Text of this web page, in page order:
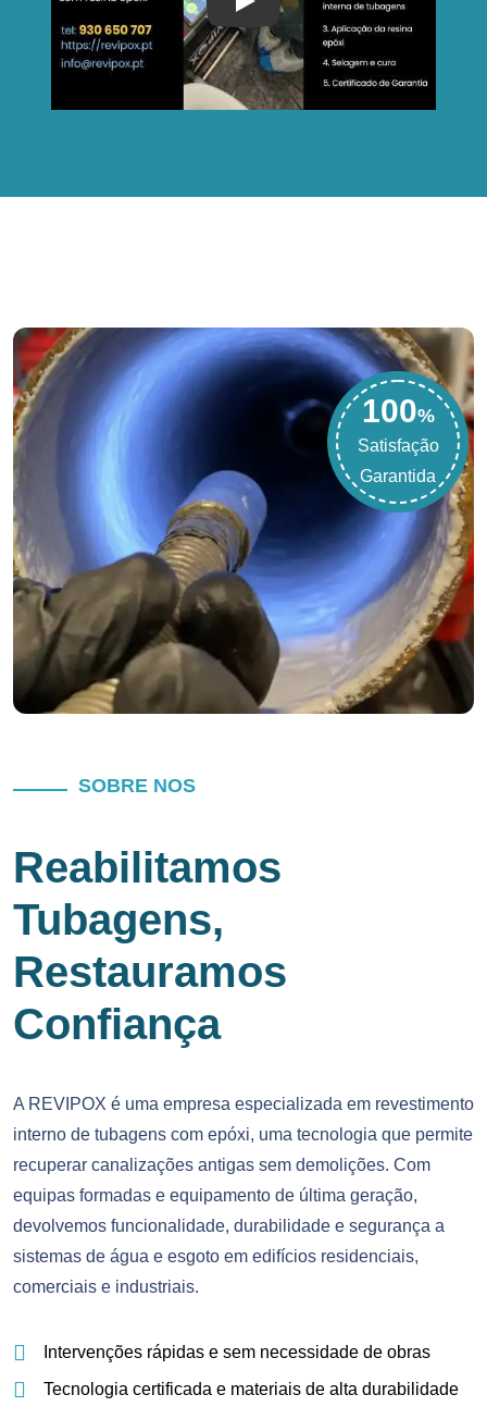
100%
Satisfação
Garantida
SOBRE NOS
Reabilitamos
Tubagens,
Restauramos
Confiança
A REVIPOX é uma empresa especializada em revestimento
interno de tubagens com epóxi, uma tecnologia que permite
recuperar canalizações antigas sem demolições. Com
equipas formadas e equipamento de última geração,
devolvemos funcionalidade, durabilidade e segurança a
sistemas de água e esgoto em edifícios residenciais,
comerciais e industriais.
Intervenções rápidas e sem necessidade de obras
Tecnologia certificada e materiais de alta durabilidade